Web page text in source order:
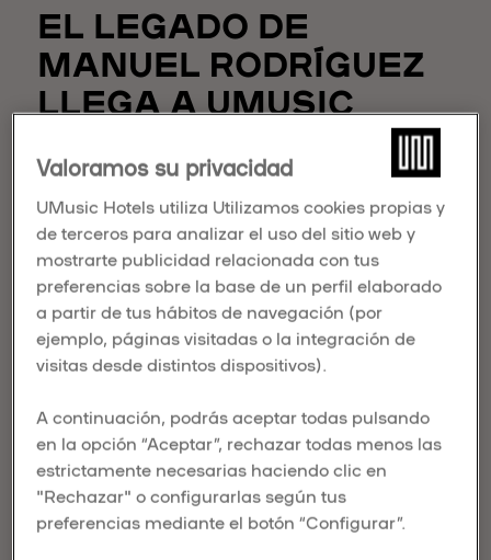
EL LEGADO DE
MANUEL RODRÍGUEZ
LLEGA A UMUSIC
El viaje de Manuel Rodríguez comenzó en Madrid,
donde la pasión de su familia por el flamenco y la
fabricación de guitarras marcó su destino. Tras
décadas fabricando guitarras de renombre
mundial a través de varios continentes, regresó a
casa para continuar su legado. Ahora, su nueva
tienda en el UMusic Hotel Madrid conecta a los
huéspedes con el arte local, el patrimonio y la
cultura. Más que una tienda, es una celebración
de la artesanía, uniendo a viajeros y artistas en
una experiencia que transforma tanto a ellos
como a la comunidad.
Valoramos su privacidad
UMusic Hotels utiliza Utilizamos cookies propias y
de terceros para analizar el uso del sitio web y
mostrarte publicidad relacionada con tus
preferencias sobre la base de un perfil elaborado
a partir de tus hábitos de navegación (por
ejemplo, páginas visitadas o la integración de
visitas desde distintos dispositivos).
A continuación, podrás aceptar todas pulsando
en la opción “Aceptar”, rechazar todas menos las
estrictamente necesarias haciendo clic en
"Rechazar" o configurarlas según tus
preferencias mediante el botón “Configurar”.